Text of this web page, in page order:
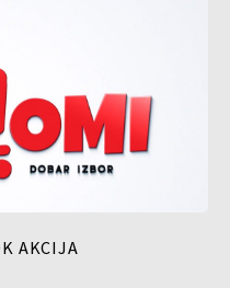
AKCIJA